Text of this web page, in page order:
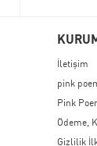
İletişim
pink
Pink
Ödeme,
Gizlilik